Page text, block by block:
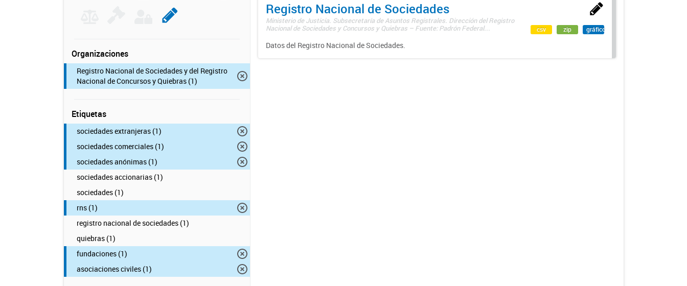
Organizaciones
Registro Nacional de Sociedades y del Registro
Nacional de Concursos y Quiebras (1)
Etiquetas
sociedades extranjeras (1)
sociedades comerciales (1)
sociedades anónimas (1)
sociedades accionarias (1)
sociedades (1)
rns (1)
registro nacional de sociedades (1)
quiebras (1)
fundaciones (1)
asociaciones civiles (1)
Registro Nacional de Sociedades
Ministerio de Justicia. Subsecretaría de Asuntos Registrales. Dirección del Registro
Nacional de Sociedades y Concursos y Quiebras – Fuente: Padrón Federal...
Datos del Registro Nacional de Sociedades.
csv zip gráfico